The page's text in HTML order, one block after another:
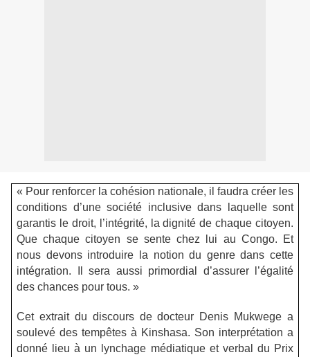
« Pour renforcer la cohésion nationale, il faudra créer les
conditions d’une société inclusive dans laquelle sont
garantis le droit, l’intégrité, la dignité de chaque citoyen.
Que chaque citoyen se sente chez lui au Congo. Et
nous devons introduire la notion du genre dans cette
intégration. Il sera aussi primordial d’assurer l’égalité
des chances pour tous. »
Cet extrait du discours de docteur Denis Mukwege a
soulevé des tempêtes à Kinshasa. Son interprétation a
donné lieu à un lynchage médiatique et verbal du Prix